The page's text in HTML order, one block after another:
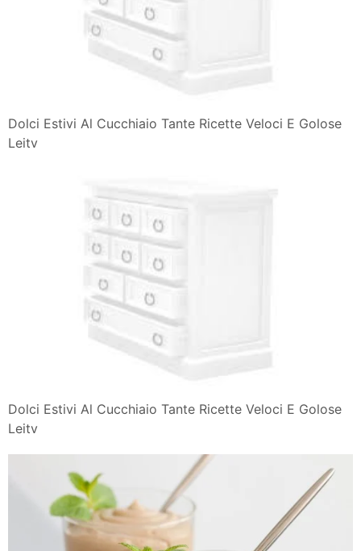
Dolci Estivi Al Cucchiaio Tante Ricette Veloci E Golose
Leitv
Dolci Estivi Al Cucchiaio Tante Ricette Veloci E Golose
Leitv